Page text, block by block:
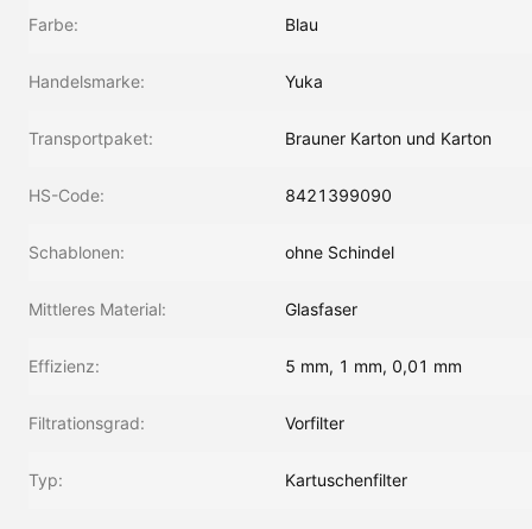
Farbe: Blau
Handelsmarke: Yuka
Transportpaket: Brauner Karton und Karton
HS-Code: 8421399090
Schablonen: ohne Schindel
Mittleres Material: Glasfaser
Effizienz: 5 mm, 1 mm, 0,01 mm
Filtrationsgrad: Vorfilter
Typ: Kartuschenfilter